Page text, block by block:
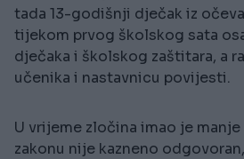
tada 13-godišnji dječak iz
tijekom prvog školskog sata
dječaka i školskog zaštitara, a
učenika i nastavnicu povijesti.
U vrijeme zločina imao je
zakonu nije kazneno